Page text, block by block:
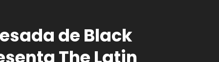
de Black
The Latin